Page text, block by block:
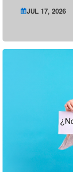
JUL 17, 2026